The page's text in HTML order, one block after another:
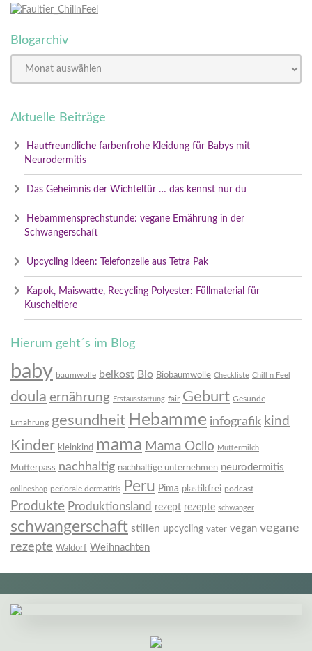
Blogarchiv
Aktuelle Beiträge
Hautfreundliche farbenfrohe Kleidung für Babys mit
Neurodermitis
Das Geheimnis der Wichteltür … das kennst nur du
Hebammensprechstunde: vegane Ernährung in der
Schwangerschaft
Upcycling Ideen: Telefonzelle aus Tetra Pak
Kapok, Maiswatte, Recycling Polyester: Füllmaterial für
Kuscheltiere
Hierum geht´s im Blog
baby baumwolle beikost Bio Biobaumwolle Checkliste Chill n Feel
doula ernährung Erstausstattung fair Geburt Gesunde
Ernährung gesundheit Hebamme infografik kind
Kinder kleinkind mama Mama Ocllo Muttermilch
Mutterpass nachhaltig nachhaltige unternehmen neurodermitis
onlineshop periorale dermatitis Peru Pima plastikfrei podcast
Produkte Produktionsland rezept rezepte schwanger
schwangerschaft stillen upcycling vater vegan vegane
rezepte Waldorf Weihnachten